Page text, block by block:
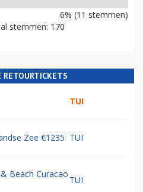
6% (11 stemmen)
stemmen: 170
RETOURTICKETS
TUI
Zee €1235 TUI
Beach Curacao
TUI